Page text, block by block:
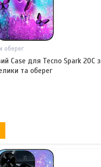
оберег
Case для Tecno Spark 20C з
та оберег